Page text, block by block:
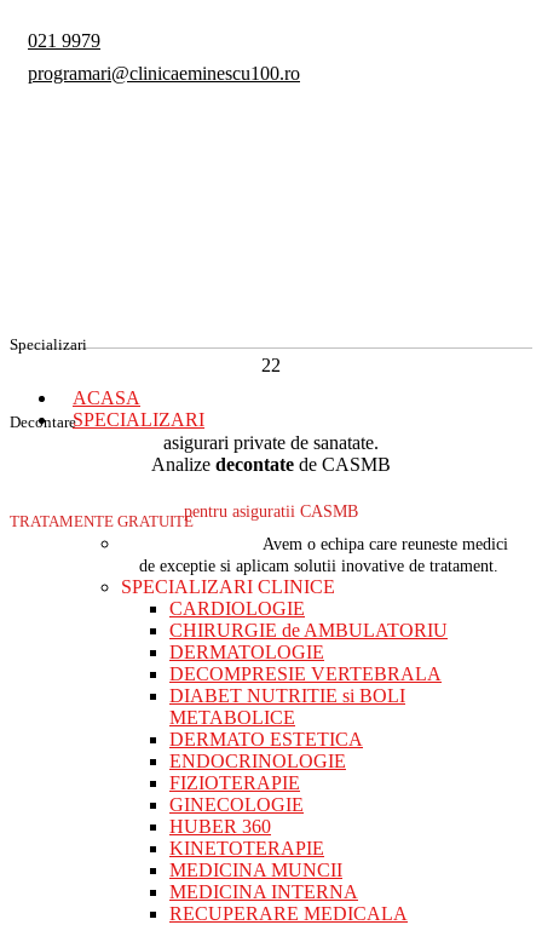
021 9979
programari@clinicaeminescu100.ro
Specializari
22
Decontare
asigurari private de sanatate.
Analize decontate de CASMB
TRATAMENTE GRATUITE
pentru asiguratii CASMB
ACASA
SPECIALIZARI
Avem o echipa care reuneste medici
de exceptie si aplicam solutii inovative de tratament.
SPECIALIZARI CLINICE
CARDIOLOGIE
CHIRURGIE de AMBULATORIU
DERMATOLOGIE
DECOMPRESIE VERTEBRALA
DIABET NUTRITIE si BOLI
METABOLICE
DERMATO ESTETICA
ENDOCRINOLOGIE
FIZIOTERAPIE
GINECOLOGIE
HUBER 360
KINETOTERAPIE
MEDICINA MUNCII
MEDICINA INTERNA
RECUPERARE MEDICALA